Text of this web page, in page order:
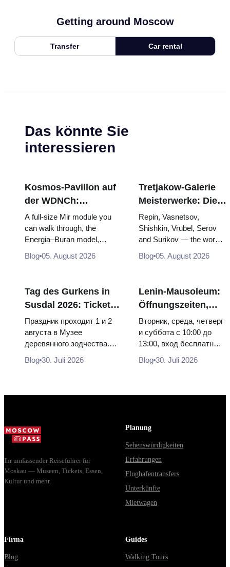
Getting around Moscow
Transfer Car rental
Das könnte Sie
interessieren
Kosmos-Pavillon auf
der WDNCh:
Russlands größte
Raumfahrtausstellung
von innen
A full-size Mir module you
can walk through, the
Energia–Buran model,
scorched descent capsules
and 120 pieces of flight...
Blog 05. August 2026
Tretjakow-Galerie
Meisterwerke: Die
Gemälde, wegen
derer sich die Reise
lohnt
Repin, Vasnetsov,
Shishkin, Vrubel, Serov
and Surikov — the works
that stop people, where
they hang, and why
Blog 05. August 2026
Tag des Gurkens in
Susdal 2026: Tickets,
Termine und wie man
von Moskau aus
anreist
Праздник проходит 1 и 2
августа в Музее
деревянного зодчества.
Сколько стоят билеты, как
доехать из Москвы через
Blog 30. Juli 2026
Lenin-Mausoleum:
Öffnungszeiten,
Eintritt und die
Hauptverwechslung
mit dem Kreml
Вторник, среда, четверг
и суббота с 10:00 до
13:00, вход бесплатный.
Почему источники
расходятся в днях, чем
Blog 30. Juli 2026
Ihr umfassender Reiseführer für
Moskau — Museen, Tickets, Essen,
Kultur und mehr.
Planung
Sehenswürdigkeiten
Erfahrungen
Flughafentransfers
Unterkünfte
Mietwagen
Firma
Blog
Guides
Walking Tours